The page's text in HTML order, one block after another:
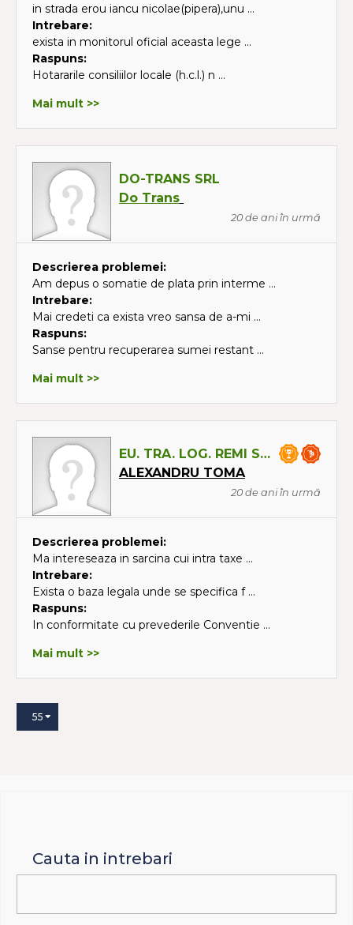
in strada erou iancu nicolae(pipera),unu ...
Intrebare:
exista in monitorul oficial aceasta lege ...
Raspuns:
Hotararile consiliilor locale (h.c.l.) n ...
Mai mult >>
DO-TRANS SRL
Do Trans
20 de ani în urmă
Descrierea problemei:
Am depus o somatie de plata prin interme ...
Intrebare:
Mai credeti ca exista vreo sansa de a-mi ...
Raspuns:
Sanse pentru recuperarea sumei restant ...
Mai mult >>
EU. TRA. LOG. REMI SRL
ALEXANDRU TOMA
20 de ani în urmă
Descrierea problemei:
Ma intereseaza in sarcina cui intra taxe ...
Intrebare:
Exista o baza legala unde se specifica f ...
Raspuns:
In conformitate cu prevederile Conventie ...
Mai mult >>
55
Cauta in intrebari